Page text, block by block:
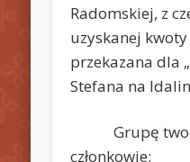
Radomskiej, z
uzyskanej
przekazana dla
Stefana na
Grupę
członkowie: